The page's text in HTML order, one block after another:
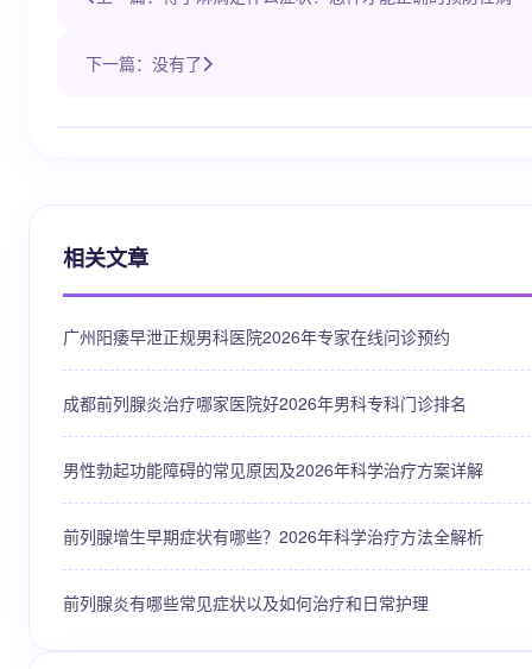
下一篇：没有了
相关文章
广州阳痿早泄正规男科医院2026年专家在线问诊预约
成都前列腺炎治疗哪家医院好2026年男科专科门诊排名
男性勃起功能障碍的常见原因及2026年科学治疗方案详解
前列腺增生早期症状有哪些？2026年科学治疗方法全解析
前列腺炎有哪些常见症状以及如何治疗和日常护理